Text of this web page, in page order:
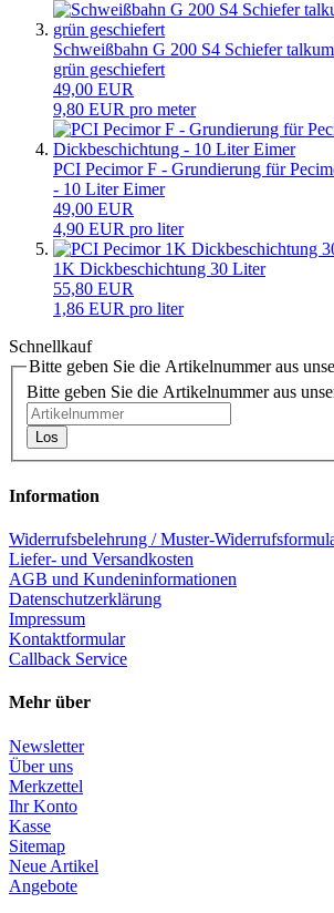
Schweißbahn G 200 S4 Schiefer
grün geschiefert
49,00 EUR
9,80 EUR pro meter
PCI Pecimor F - Grundierung für
- 10 Liter Eimer
49,00 EUR
4,90 EUR pro liter
1K Dickbeschichtung 30 Liter
55,80 EUR
1,86 EUR pro liter
Schnellkauf
Bitte geben Sie die Artikelnummer aus
Bitte geben Sie die Artikelnummer aus
Los
Information
Widerrufsbelehrung / Muster-
Liefer- und Versandkosten
AGB und Kundeninformationen
Datenschutzerklärung
Impressum
Kontaktformular
Callback Service
Mehr über
Newsletter
Über uns
Merkzettel
Ihr Konto
Kasse
Sitemap
Neue Artikel
Angebote